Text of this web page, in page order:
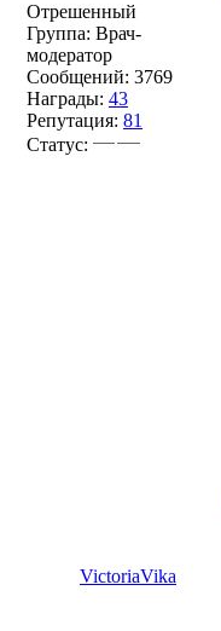
Отрешенный
Группа: Врач-
модератор
Сообщений: 3769
Награды: 43
Репутация: 81
Статус:
VictoriaVika